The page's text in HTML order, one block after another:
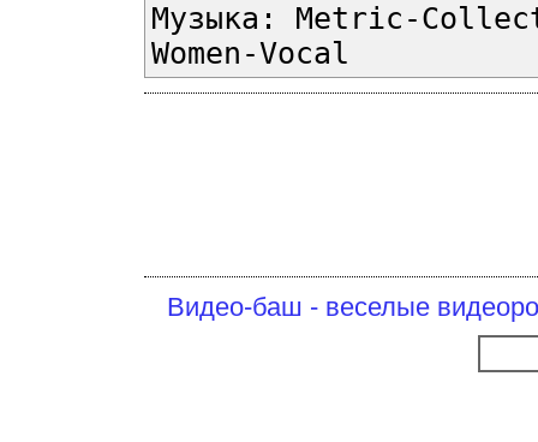
Музыка: Metric-
Women-Vocal
Видео-баш - веселые